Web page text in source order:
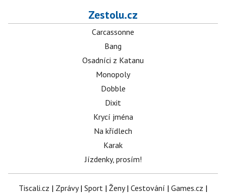
Zestolu.cz
Carcassonne
Bang
Osadníci z Katanu
Monopoly
Dobble
Dixit
Krycí jména
Na křídlech
Karak
Jízdenky, prosím!
Tiscali.cz | Zprávy| Sport | Ženy| Cestování | Games.cz |